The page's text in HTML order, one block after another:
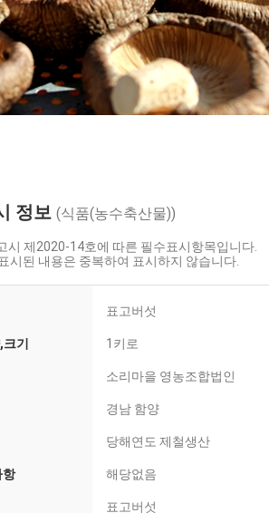
정보 (식품(농수축산물))
시 제2020-14호에 따른 필수표시항목입니다.
시된 내용은 중복하여 표시하지 않습니다.
표고버섯
기 1키로
소리마을 영농조합법인
경남 함양
당해연도 제철생산
항 해당없음
표고버섯